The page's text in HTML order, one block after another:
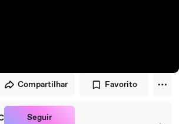
Compartilhar Favorito
Seguir